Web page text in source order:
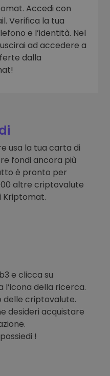
Accedi con
Verifica la tua
e l’identità. Nel
ad accedere a
dalla
usa la tua carta di
fondi ancora più
è pronto per
altre criptovalute
Kriptomat.
e clicca su
l’icona della ricerca.
delle criptovalute.
desideri acquistare
!